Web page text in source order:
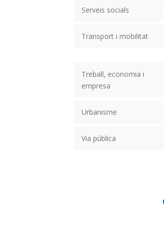
Serveis socials
Transport i mobilitat
Treball, economia i
empresa
Urbanisme
Via pública